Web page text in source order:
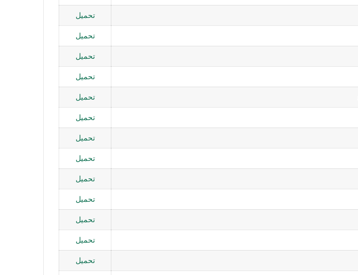
تحميل
تحميل
تحميل
تحميل
تحميل
تحميل
تحميل
تحميل
تحميل
تحميل
تحميل
تحميل
تحميل